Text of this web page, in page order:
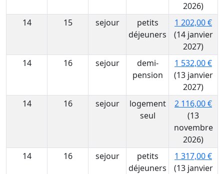
2026)
14
15 sejour
petits
déjeuners
1 202,00 €
(14 janvier
2027)
14
16 sejour
demi-
pension
1 532,00 €
(13 janvier
2027)
14
16 sejour
logement
seul
2 116,00 €
(13
novembre
2026)
14
16 sejour
petits
déjeuners
1 317,00 €
(13 janvier